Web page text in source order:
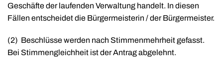
Geschäfte der laufenden Verwaltung handelt. In diesen
Fällen entscheidet die Bürgermeisterin / der Bürgermeister.
(2) Beschlüsse werden nach Stimmenmehrheit gefasst.
Bei Stimmengleichheit ist der Antrag abgelehnt.